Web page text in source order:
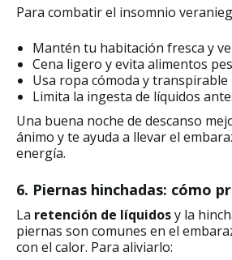
Para combatir el insomnio
Mantén tu habitación fresca y
Cena ligero y evita alimentos
Usa ropa cómoda y
Limita la ingesta de líquidos
Una buena noche de descanso
ánimo y te ayuda a llevar el
energía.
6. Piernas hinchadas: cómo
La retención de líquidosy la
piernas son comunes en el
con el calor. Para aliviarlo: